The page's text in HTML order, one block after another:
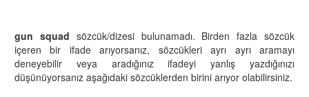
gun squad sözcük/dizesi bulunamadı. Birden fazla sözcük
içeren bir ifade arıyorsanız, sözcükleri ayrı ayrı aramayı
deneyebilir veya aradığınız ifadeyi yanlış yazdığınızı
düşünüyorsanız aşağıdaki sözcüklerden birini arıyor olabilirsiniz.